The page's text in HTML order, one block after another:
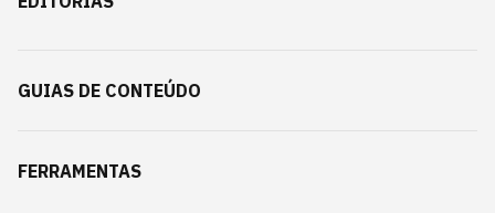
GUIAS DE CONTEÚDO
FERRAMENTAS